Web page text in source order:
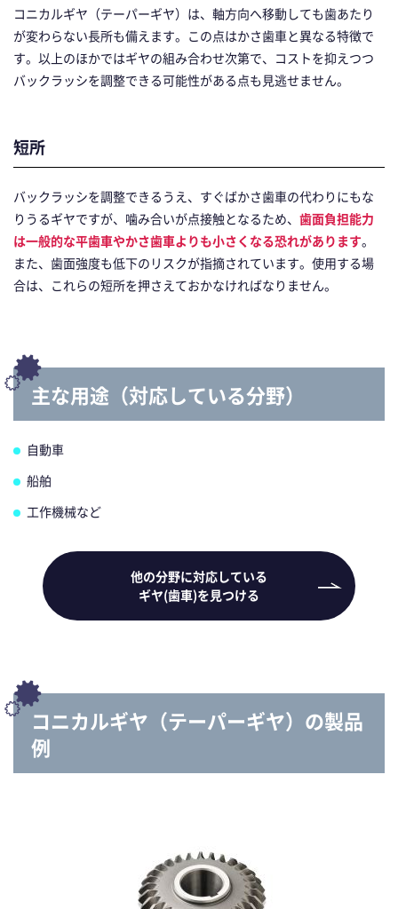
コニカルギヤ（テーパーギヤ）は、軸方向へ移動しても歯あたり
が変わらない長所も備えます。この点はかさ歯車と異なる特徴で
す。以上のほかではギヤの組み合わせ次第で、コストを抑えつつ
バックラッシを調整できる可能性がある点も見逃せません。
短所
バックラッシを調整できるうえ、すぐばかさ歯車の代わりにもな
りうるギヤですが、噛み合いが点接触となるため、 歯面負担能力
は一般的な平歯車やかさ歯車よりも小さくなる恐れがあります。
また、歯面強度も低下のリスクが指摘されています。使用する場
合は、これらの短所を押さえておかなければなりません。
主な用途（対応している分野）
自動車
船舶
工作機械など
他の分野に対応している
ギヤ(歯車)を見つける
コニカルギヤ（テーパーギヤ）の製品
例